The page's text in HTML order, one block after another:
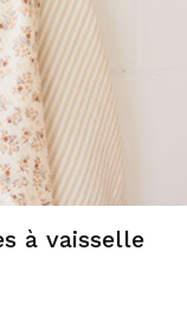
à vaisselle